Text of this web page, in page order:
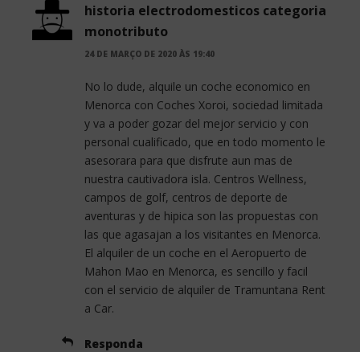
historia electrodomesticos categoria
monotributo
24 DE MARÇO DE 2020 ÀS 19:40
No lo dude, alquile un coche economico en
Menorca con Coches Xoroi, sociedad limitada
y va a poder gozar del mejor servicio y con
personal cualificado, que en todo momento le
asesorara para que disfrute aun mas de
nuestra cautivadora isla. Centros Wellness,
campos de golf, centros de deporte de
aventuras y de hipica son las propuestas con
las que agasajan a los visitantes en Menorca.
El alquiler de un coche en el Aeropuerto de
Mahon Mao en Menorca, es sencillo y facil
con el servicio de alquiler de Tramuntana Rent
a Car.
Responda